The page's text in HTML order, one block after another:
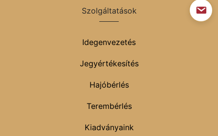
Szolgáltatások
Idegenvezetés
Jegyértékesítés
Hajóbérlés
Terembérlés
Kiadványaink